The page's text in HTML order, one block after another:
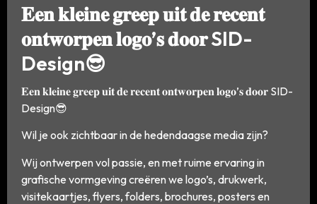
𝐄𝐞𝐧 𝐤𝐥𝐞𝐢𝐧𝐞 𝐠𝐫𝐞𝐞𝐩 𝐮𝐢𝐭 𝐝𝐞 𝐫𝐞𝐜𝐞𝐧𝐭
𝐨𝐧𝐭𝐰𝐨𝐫𝐩𝐞𝐧 𝐥𝐨𝐠𝐨’𝐬 𝐝𝐨𝐨𝐫 SID-
Design😎
𝐄𝐞𝐧 𝐤𝐥𝐞𝐢𝐧𝐞 𝐠𝐫𝐞𝐞𝐩 𝐮𝐢𝐭 𝐝𝐞 𝐫𝐞𝐜𝐞𝐧𝐭 𝐨𝐧𝐭𝐰𝐨𝐫𝐩𝐞𝐧 𝐥𝐨𝐠𝐨’𝐬 𝐝𝐨𝐨𝐫 SID-
Design😎
Wil je ook zichtbaar in de hedendaagse media zijn?
Wij ontwerpen vol passie, en met ruime ervaring in
grafische vormgeving creëren we logo’s, drukwerk,
visitekaartjes, flyers, folders, brochures, posters en